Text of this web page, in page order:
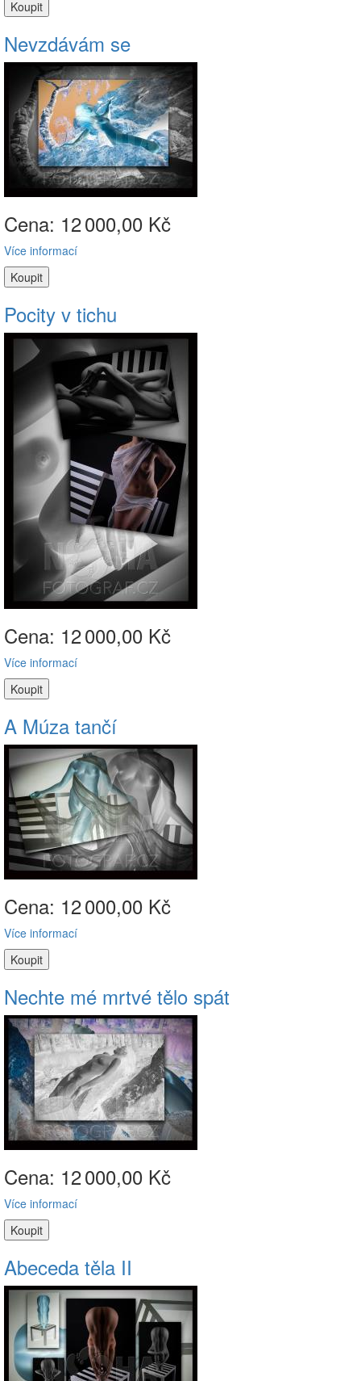
Nevzdávám se
Cena: 12000,00 Kč
Více informací
Pocity v tichu
Cena: 12000,00 Kč
Více informací
A Múza tančí
Cena: 12000,00 Kč
Více informací
Nechte mé mrtvé tělo spát
Cena: 12000,00 Kč
Více informací
Abeceda těla II